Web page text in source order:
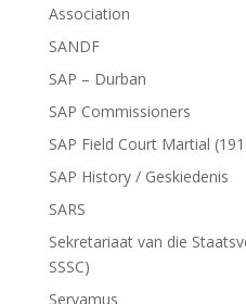
Association
SANDF
SAP – Durban
SAP Commissioners
SAP Field Court Martial
SAP History / Geskiedenis
SARS
Sekretariaat van die
SSSC)
Servamus